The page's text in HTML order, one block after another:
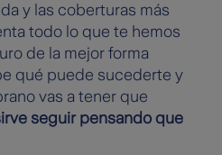
y las coberturas más
todo lo que te hemos
de la mejor forma
qué puede sucederte y
vas a tener que
seguir pensando que